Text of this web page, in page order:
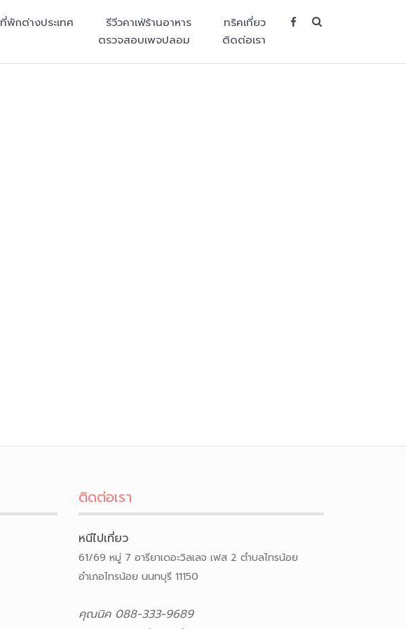
ที่พักต่างประเทศ รีวีวคาเฟ่ร้านอาหาร
ทริคเที่ยว
ตรวจสอบเพจปลอม
ติดต่อเรา
ติดต่อเรา
หนีไปเที่ยว
61/69 หมู่ 7 อารียาเดอะวิลเลจ เฟส 2 ตำบลไทรน้อย
อำเภอไทรน้อย นนทบุรี 11150
คุณนิค 088-333-9689